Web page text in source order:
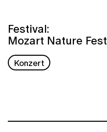
Festival:
Mozart Nature Fest
Konzert